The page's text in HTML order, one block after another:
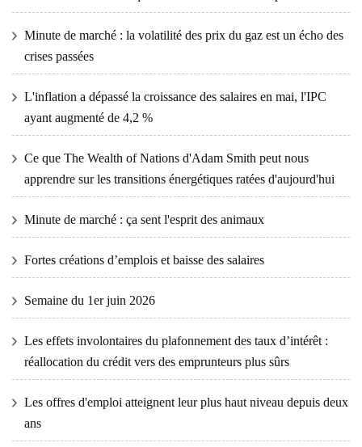
Minute de marché : la volatilité des prix du gaz est un écho des
crises passées
L'inflation a dépassé la croissance des salaires en mai, l'IPC
ayant augmenté de 4,2 %
Ce que The Wealth of Nations d'Adam Smith peut nous
apprendre sur les transitions énergétiques ratées d'aujourd'hui
Minute de marché : ça sent l'esprit des animaux
Fortes créations d’emplois et baisse des salaires
Semaine du 1er juin 2026
Les effets involontaires du plafonnement des taux d’intérêt :
réallocation du crédit vers des emprunteurs plus sûrs
Les offres d'emploi atteignent leur plus haut niveau depuis deux
ans